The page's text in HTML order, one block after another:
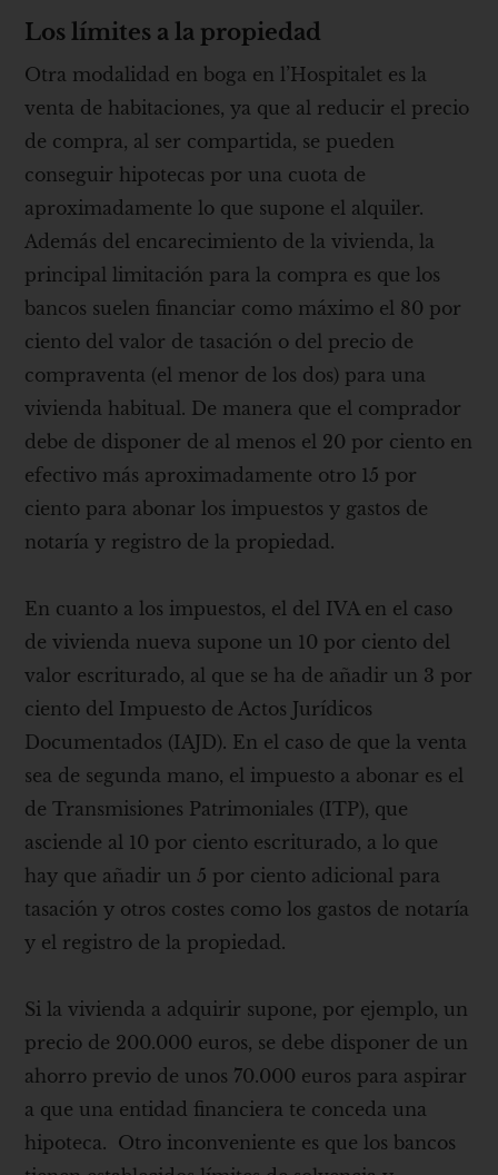
Los límites a la propiedad
Otra modalidad en boga en l’Hospitalet es la
venta de habitaciones, ya que al reducir el precio
de compra, al ser compartida, se pueden
conseguir hipotecas por una cuota de
aproximadamente lo que supone el alquiler.
Además del encarecimiento de la vivienda, la
principal limitación para la compra es que los
bancos suelen financiar como máximo el 80 por
ciento del valor de tasación o del precio de
compraventa (el menor de los dos) para una
vivienda habitual. De manera que el comprador
debe de disponer de al menos el 20 por ciento en
efectivo más aproximadamente otro 15 por
ciento para abonar los impuestos y gastos de
notaría y registro de la propiedad.
En cuanto a los impuestos, el del IVA en el caso
de vivienda nueva supone un 10 por ciento del
valor escriturado, al que se ha de añadir un 3 por
ciento del Impuesto de Actos Jurídicos
Documentados (IAJD). En el caso de que la venta
sea de segunda mano, el impuesto a abonar es el
de Transmisiones Patrimoniales (ITP), que
asciende al 10 por ciento escriturado, a lo que
hay que añadir un 5 por ciento adicional para
tasación y otros costes como los gastos de notaría
y el registro de la propiedad.
Si la vivienda a adquirir supone, por ejemplo, un
precio de 200.000 euros, se debe disponer de un
ahorro previo de unos 70.000 euros para aspirar
a que una entidad financiera te conceda una
hipoteca. Otro inconveniente es que los bancos